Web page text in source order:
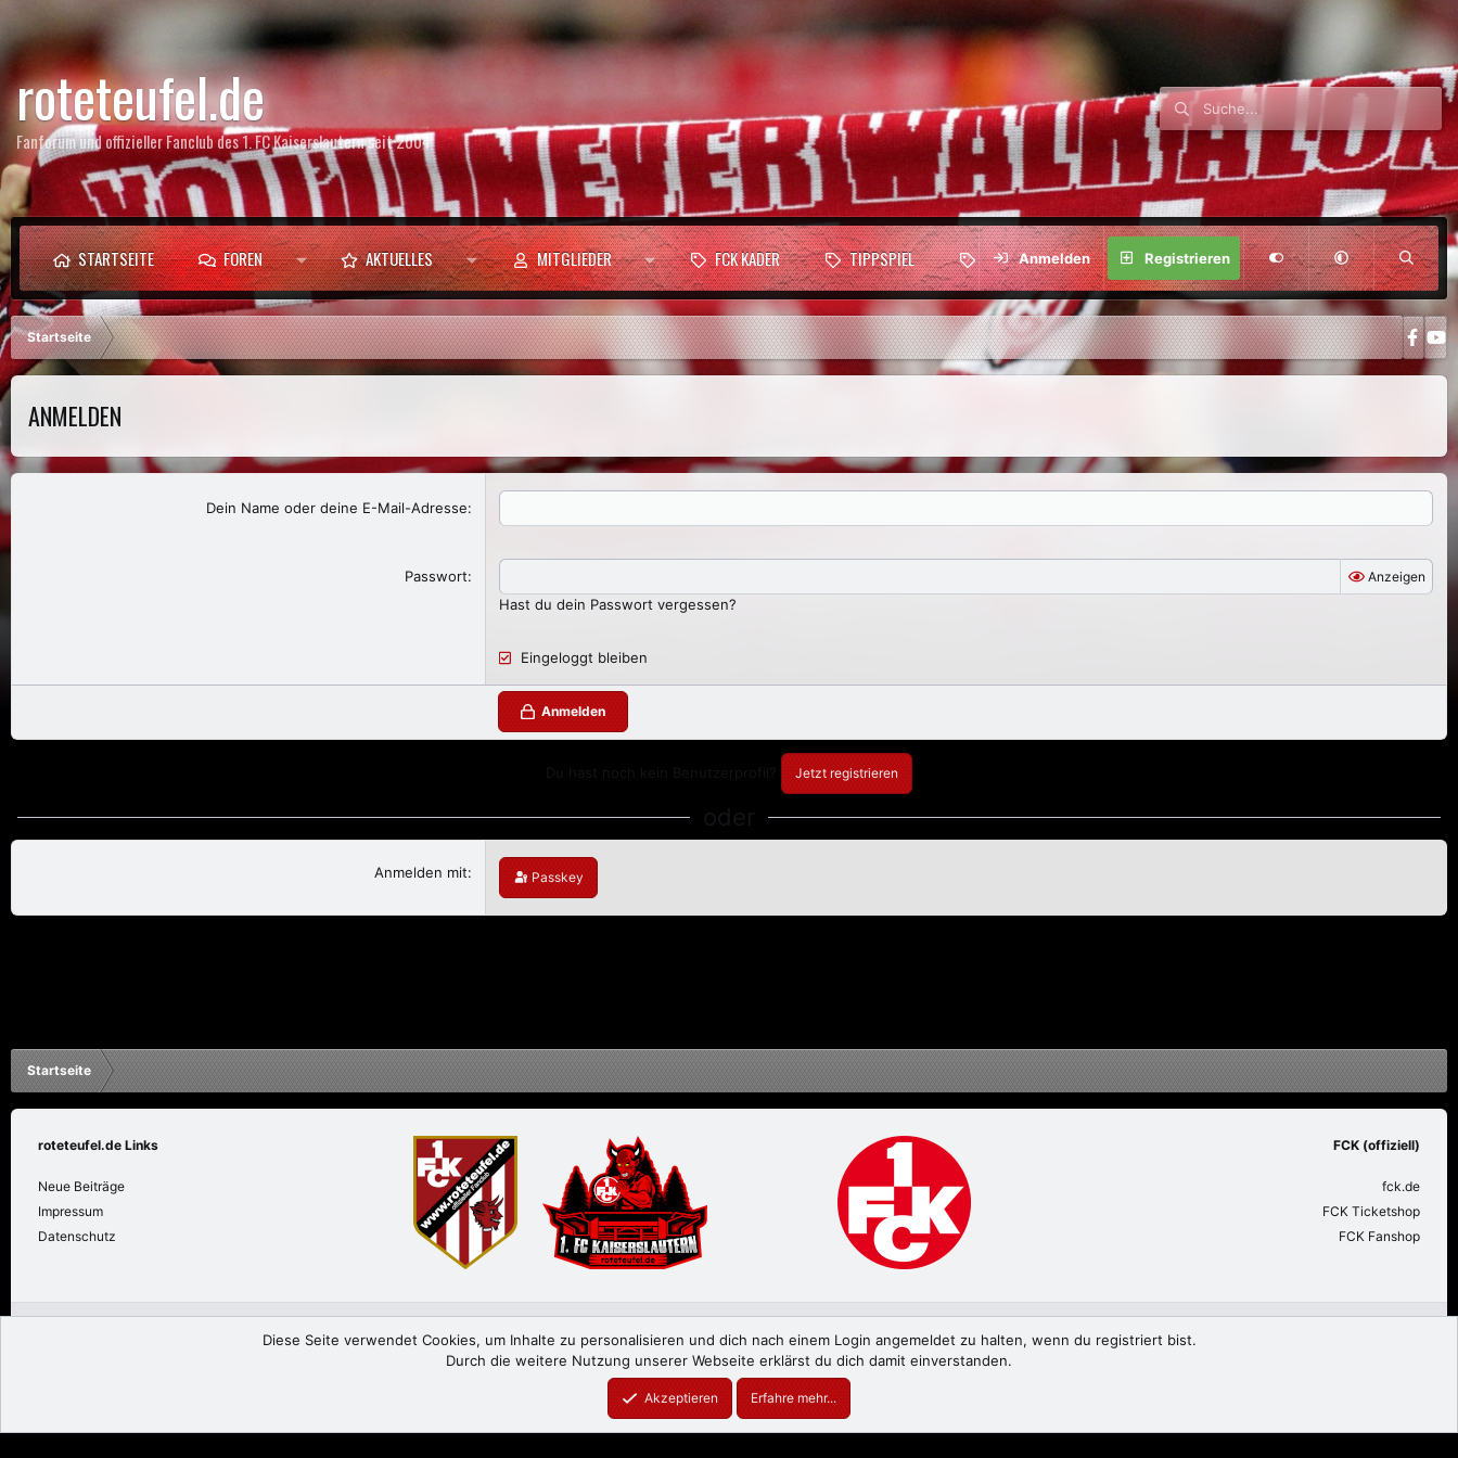
roteteufel.de
Fanforum und offizieller Fanclub des 1. FC Kaiserslautern seit 2004
STARTSEITE FOREN AKTUELLES MITGLIEDER FCK KADER TIPPSPIEL SPENDEAnmelden Registrieren
Startseite
ANMELDEN
Dein Name oder deine E-Mail-Adresse
Passwort Anzeigen
Hast du dein Passwort vergessen?
Eingeloggt bleiben
Anmelden
Jetzt registrieren
Anmelden mit Passkey
Startseite
roteteufel.de Links
Neue Beiträge
Impressum
Datenschutz
FCK (offiziell)
fck.de
FCK Ticketshop
FCK Fanshop
Deutsch Nutzungsbedingungen Datenschutz
XenForo theme
Diese Seite verwendet Cookies, um Inhalte zu personalisieren und dich nach einem Login angemeldet zu halten, wenn du registriert bist.
Durch die weitere Nutzung unserer Webseite erklärst du dich damit einverstanden.
Akzeptieren Erfahre mehr...